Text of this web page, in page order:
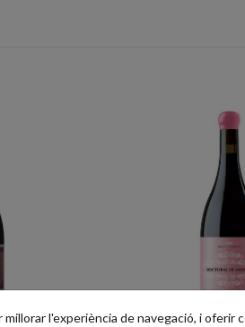
l'experiència de navegació, i